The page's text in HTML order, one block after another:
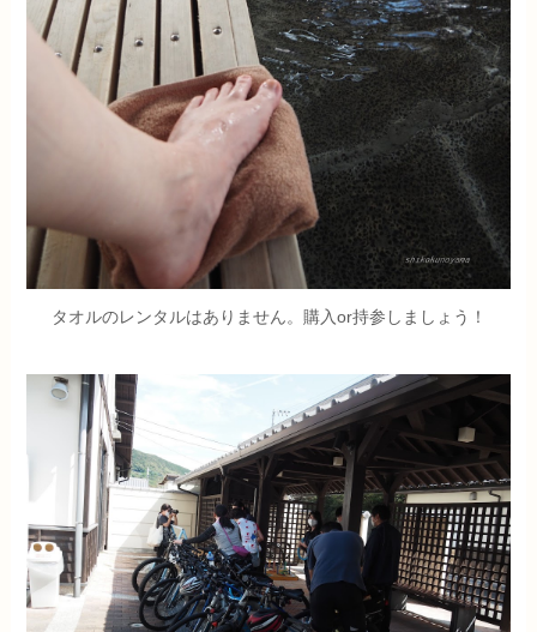
タオルのレンタルはありません。購入or持参しましょう！